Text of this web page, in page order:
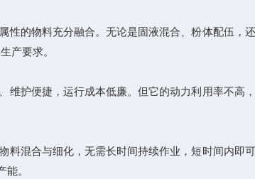
的物料充分融合。无论是固液混合、粉体配伍，
产要求。
护便捷，运行成本低廉。但它的动力利用率不高
混合与细化，无需长时间持续作业，短时间内即
。